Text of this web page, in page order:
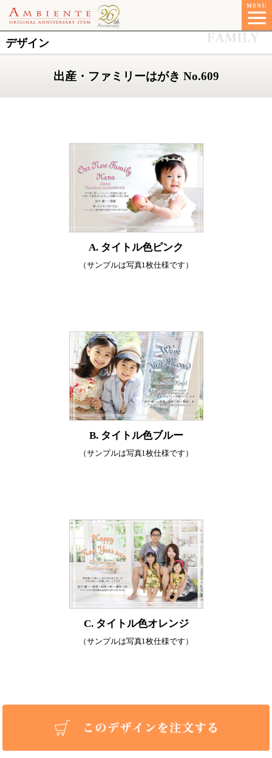
デザイン
出産・ファミリーはがき No.609
A. タイトル色ピンク
（サンプルは写真1枚仕様です）
B. タイトル色ブルー
（サンプルは写真1枚仕様です）
C. タイトル色オレンジ
（サンプルは写真1枚仕様です）